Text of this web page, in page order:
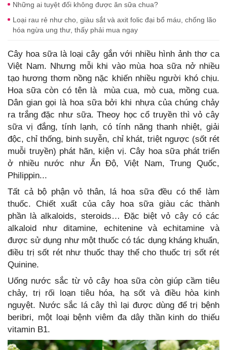
Những ai tuyệt đối không được ăn sữa chua?
Loại rau rẻ như cho, giàu sắt và axit folic đại bổ máu, chống lão
hóa ngừa ung thư, thấy phải mua ngay
Cây hoa sữa là loại cây gắn với nhiều hình ảnh thơ ca
Việt Nam. Nhưng mỗi khi vào mùa hoa sữa nở nhiều
tạo hương thơm nồng nặc khiến nhiều người khó chịu.
Hoa sữa còn có tên là mùa cua, mò cua, mồng cua.
Dân gian gọi là hoa sữa bởi khi nhựa của chúng chảy
ra trắng đặc như sữa. Theoy học cổ truyền thì vỏ cây
sữa vị đắng, tính lạnh, có tính năng thanh nhiệt, giải
độc, chỉ thống, binh suyễn, chỉ khát, triệt ngược (sốt rét
muỗi truyền) phát hãn, kiện vị. Cây hoa sữa phát triển
ở nhiều nước như Ấn Độ, Việt Nam, Trung Quốc,
Philippin...
Tất cả bộ phận vỏ thân, lá hoa sữa đều có thể làm
thuốc. Chiết xuất của cây hoa sữa giàu các thành
phần là alkaloids, steroids… Đặc biệt vỏ cây có các
alkaloid như ditamine, echitenine và echitamine và
được sử dụng như một thuốc có tác dụng kháng khuẩn,
điều trị sốt rét như thuốc thay thế cho thuốc trị sốt rét
Quinine.
Uống nước sắc từ vỏ cây hoa sữa còn giúp cầm tiêu
chảy, trị rối loạn tiêu hóa, hạ sốt và điều hòa kinh
nguyệt. Nước sắc lá cây thì lại được dùng để trị bệnh
beribri, một loại bệnh viêm đa dây thần kinh do thiếu
vitamin B1.